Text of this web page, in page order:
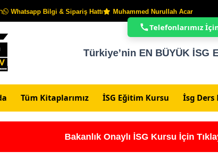
Whatsapp Bilgi & Sipariş Hattı Muhammed Nurullah Acar
Türkiye’nin EN BÜYÜK İSG
Tüm Kitaplarımız İSG Eğitim Kursu İsg Ders
Bakanlık Onaylı İSG Kursu İçin
Telefonlarımız